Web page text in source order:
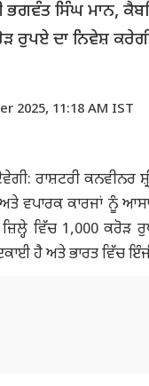
ਸਿੰਘ ਮਾਨ,
ਰੁਪਏ ਦਾ ਨਿਵੇਸ਼
2025, 11:18 AM IST
ਰਾਸ਼ਟਰੀ ਕਨਵੀਨਰ
ਵਪਾਰਕ ਕਾਰਜਾਂ ਨੂੰ
ਵਿੱਚ 1,000
ਹੈ ਅਤੇ ਭਾਰਤ ਵਿੱਚ